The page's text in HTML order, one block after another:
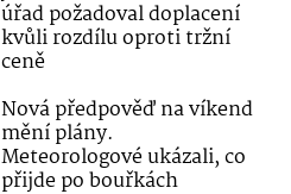
úřad požadoval doplacení
kvůli rozdílu oproti tržní
ceně
Nová předpověď na víkend
mění plány.
Meteorologové ukázali, co
přijde po bouřkách